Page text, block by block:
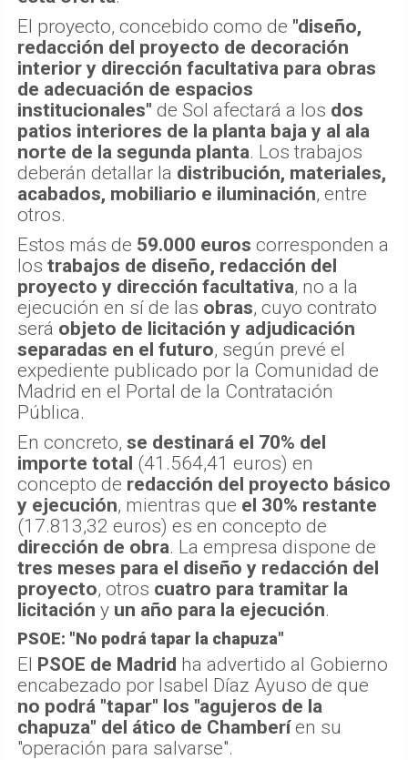
El proyecto, concebido como de "diseño,
redacción del proyecto de decoración
interior y dirección facultativa para obras
de adecuación de espacios
institucionales" de Sol afectará a los dos
patios interiores de la planta baja y al ala
norte de la segunda planta. Los trabajos
deberán detallar la distribución, materiales,
acabados, mobiliario e iluminación, entre
otros.
Estos más de 59.000 euros corresponden a
los trabajos de diseño, redacción del
proyecto y dirección facultativa, no a la
ejecución en sí de las obras, cuyo contrato
será objeto de licitación y adjudicación
separadas en el futuro, según prevé el
expediente publicado por la Comunidad de
Madrid en el Portal de la Contratación
Pública.
En concreto, se destinará el 70% del
importe total (41.564,41 euros) en
concepto de redacción del proyecto básico
y ejecución, mientras que el 30% restante
(17.813,32 euros) es en concepto de
dirección de obra. La empresa dispone de
tres meses para el diseño y redacción del
proyecto, otros cuatro para tramitar la
licitación y un año para la ejecución.
PSOE: "No podrá tapar la chapuza"
El PSOE de Madrid ha advertido al Gobierno
encabezado por Isabel Díaz Ayuso de que
no podrá "tapar" los "agujeros de la
chapuza" del ático de Chamberíen su
"operación para salvarse".